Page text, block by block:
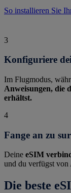
So installieren Sie
3
Konfiguriere
Im Flugmodus,
Anweisungen, die
erhältst.
4
Fange an zu
Deine eSIM
und du verfügst von
Die beste